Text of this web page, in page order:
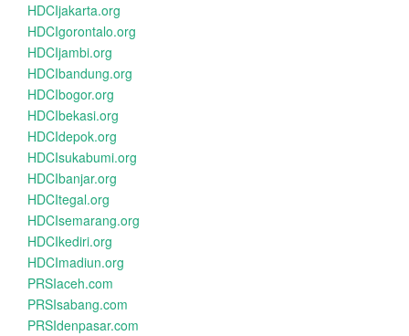
HDCIjakarta.org
HDCIgorontalo.org
HDCIjambi.org
HDCIbandung.org
HDCIbogor.org
HDCIbekasi.org
HDCIdepok.org
HDCIsukabumi.org
HDCIbanjar.org
HDCItegal.org
HDCIsemarang.org
HDCIkediri.org
HDCImadiun.org
PRSIaceh.com
PRSIsabang.com
PRSIdenpasar.com